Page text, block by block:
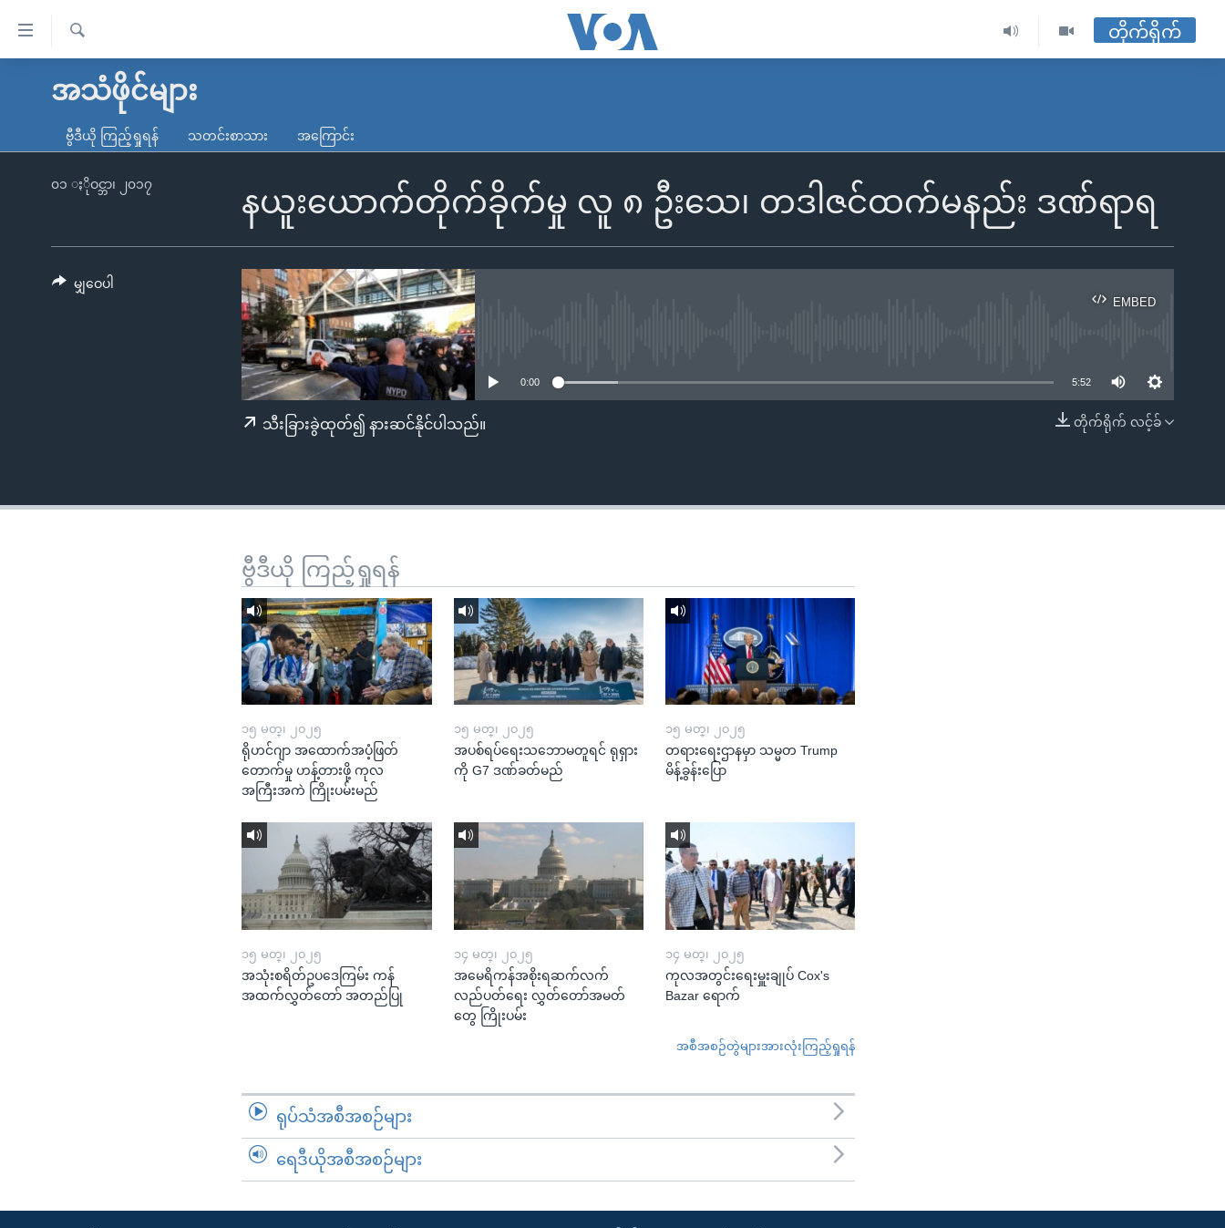
လွယ်ကူ
သည့်
ကျော်
မူလစာမျက်နှာ
ကမ္ဘာ့သတင်းများ
နိုင်ငံတကာ
တရုတ်
အစ္စရေး-ပါလက်စတိုင်း
ရပ်ဝန်းတခု လမ်းတခု အလွန်
အင်္ဂလိပ်စာလေ့လာမယ်
ရ
တိုက်ရိုက်
အသံဖိုင်များ
ဗွီဒီယို ကြည့်ရှုရန် သတင်းစာသား အကြောင်း
နယူးယောက်တိုက်ခိုက်မှု လူ ၈ ဦးသေ၊ တဒါဇင်ထက်မနည်း ဒဏ်ရာရ
၀၁ ႏိုဝင္ဘာ၊ ၂၀၁၇
EMBED
EMBED
0:00 5:52
တိုက်ရိုက် လင့်ခ်
သီးခြားခွဲထုတ်၍ နားဆင်နိုင်ပါသည်။
မျှဝေပါ
ဗွီဒီယို ကြည့်ရှုရန်
၁၅ မတ္၊ ၂၀၂၅
ရိုဟင်ဂျာ အထောက်အပံ့ဖြတ်
တောက်မှု ဟန့်တားဖို့ ကုလ
အကြီးအကဲ ကြိုးပမ်းမည်
၁၅ မတ္၊ ၂၀၂၅
အပစ်ရပ်ရေးသဘောမတူရင် ရုရှား
ကို G7 ဒဏ်ခတ်မည်
၁၅ မတ္၊ ၂၀၂၅
တရားရေးဌာနမှာ သမ္မတ Trump
မိန့်ခွန်းပြော
၁၅ မတ္၊ ၂၀၂၅
အသုံးစရိတ်ဥပဒေကြမ်း ကန်
အထက်လွှတ်တော် အတည်ပြု
၁၄ မတ္၊ ၂၀၂၅
အမေရိကန်အစိုးရဆက်လက်
လည်ပတ်ရေး လွှတ်တော်အမတ်
တွေ ကြိုးပမ်း
၁၄ မတ္၊ ၂၀၂၅
ကုလအတွင်းရေးမှူးချုပ် Cox's
Bazar ရောက်
အစီအစဉ်တွဲများအားလုံးကြည့်ရှုရန်
ရုပ်သံအစီအစဉ်များ
ရေဒီယိုအစီအစဉ်များ